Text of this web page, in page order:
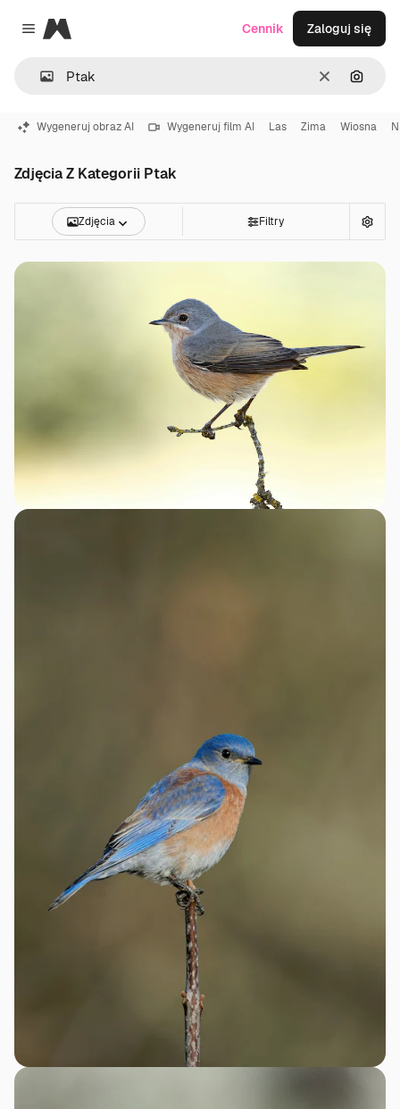
Close menu
Magnific
WyczyśćSzukaj
Cennik Zaloguj się
Wygeneruj obraz AI Wygeneruj film AI Las Zima Wiosna
Zdjęcia Z Kategorii Ptak
Zdjęcia Filtry